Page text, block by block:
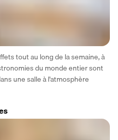
tout au long de la semaine, à
du monde entier sont
une salle à l'atmosphère